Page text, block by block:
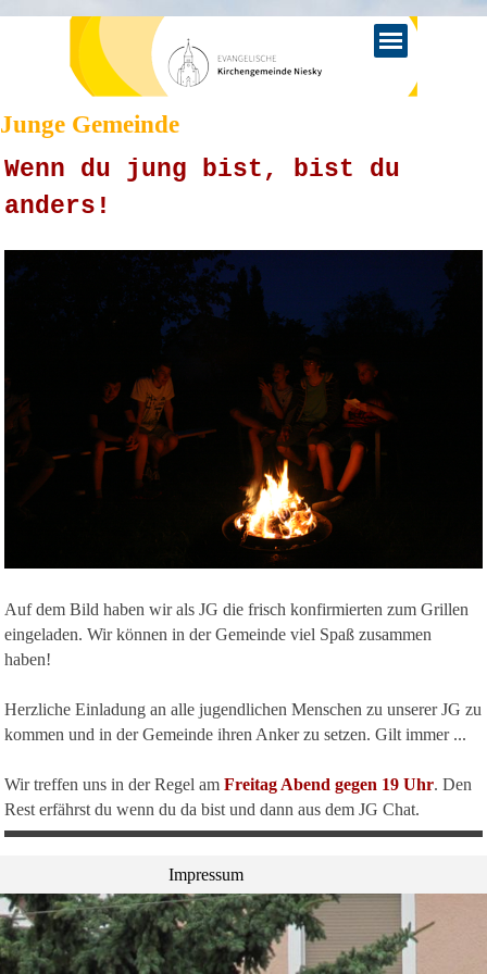
Junge Gemeinde
Wenn du jung bist, bist du
anders!
Auf dem Bild haben wir als JG die frisch konfirmierten zum Grillen
eingeladen. Wir können in der Gemeinde viel Spaß zusammen
haben!
Herzliche Einladung an alle jugendlichen Menschen zu unserer JG zu
kommen und in der Gemeinde ihren Anker zu setzen. Gilt immer ...
Wir treffen uns in der Regel amFreitag Abend gegen 19 Uhr. Den
Rest erfährst du wenn du da bist und dann aus dem JG Chat.
Impressum
Zurück zum Seiteninhalt